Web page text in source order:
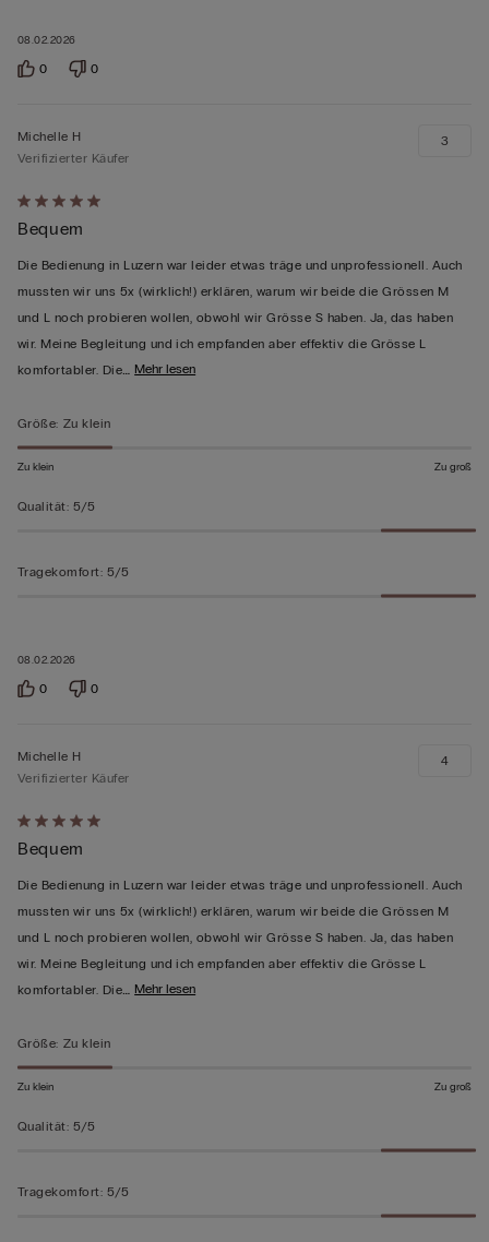
08.02.2026
0 0
Mit
5
von
5
bewertet
08.02.2026
Michelle H
Verifizierter Käufer
Bequem
Die Bedienung in Luzern war leider etwas träge und unprofessionell. Auch
mussten wir uns 5x (wirklich!) erklären, warum wir beide die Grössen M
und L noch probieren wollen, obwohl wir Grösse S haben. Ja, das haben
wir. Meine Begleitung und ich empfanden aber effektiv die Grösse L
komfortabler. Die… Mehr lesen
3
Größe: Zu klein
Zu klein Zu groß
Qualität: 5/5
Tragekomfort: 5/5
0 0
Mit
5
von
5
bewertet
Michelle H
Verifizierter Käufer
Bequem
Die Bedienung in Luzern war leider etwas träge und unprofessionell. Auch
mussten wir uns 5x (wirklich!) erklären, warum wir beide die Grössen M
und L noch probieren wollen, obwohl wir Grösse S haben. Ja, das haben
wir. Meine Begleitung und ich empfanden aber effektiv die Grösse L
komfortabler. Die… Mehr lesen
4
Größe: Zu klein
Zu klein Zu groß
Qualität: 5/5
Tragekomfort: 5/5